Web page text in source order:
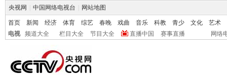
央视网 中国网络电视台 网站地图
首页 新闻 经济 体育 综艺 春晚 戏曲 音乐 科教 青少 文化
艺术
电视
频道大全 栏目大全 节目大全 直播中国 赛事直播 网络